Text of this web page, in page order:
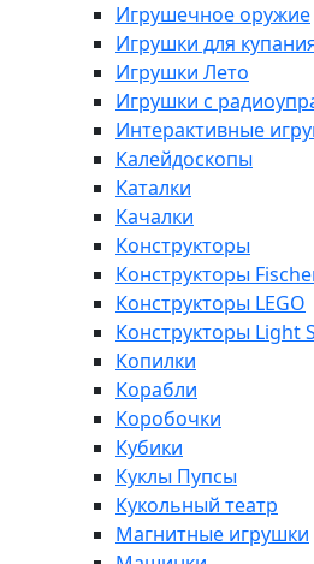
Игрушечное оружие
Игрушки для
Игрушки Лето
Игрушки с
Интерактивные
Калейдоскопы
Каталки
Качалки
Конструкторы
Конструкторы
Конструкторы LEGO
Конструкторы Light
Копилки
Корабли
Коробочки
Кубики
Куклы Пупсы
Кукольный театр
Магнитные игрушки